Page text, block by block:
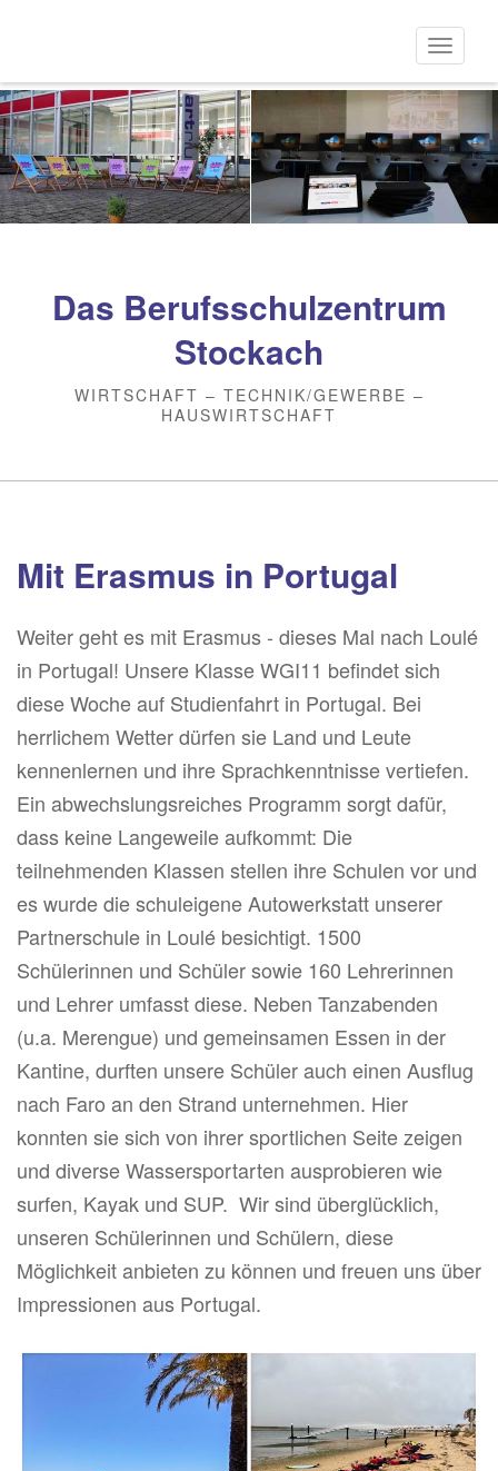
Inhalt
Das Berufsschulzentrum
Stockach
WIRTSCHAFT – TECHNIK/GEWERBE –
HAUSWIRTSCHAFT
Mit Erasmus in Portugal
Weiter geht es mit Erasmus - dieses Mal nach Loulé
in Portugal! Unsere Klasse WGI11 befindet sich
diese Woche auf Studienfahrt in Portugal. Bei
herrlichem Wetter dürfen sie Land und Leute
kennenlernen und ihre Sprachkenntnisse vertiefen.
Ein abwechslungsreiches Programm sorgt dafür,
dass keine Langeweile aufkommt: Die
teilnehmenden Klassen stellen ihre Schulen vor und
es wurde die schuleigene Autowerkstatt unserer
Partnerschule in Loulé besichtigt. 1500
Schülerinnen und Schüler sowie 160 Lehrerinnen
und Lehrer umfasst diese. Neben Tanzabenden
(u.a. Merengue) und gemeinsamen Essen in der
Kantine, durften unsere Schüler auch einen Ausflug
nach Faro an den Strand unternehmen. Hier
konnten sie sich von ihrer sportlichen Seite zeigen
und diverse Wassersportarten ausprobieren wie
surfen, Kayak und SUP. Wir sind überglücklich,
unseren Schülerinnen und Schülern, diese
Möglichkeit anbieten zu können und freuen uns über
Impressionen aus Portugal.